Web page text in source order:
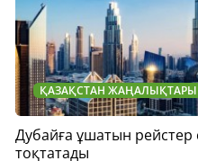
ҚАЗАҚСТАН ЖАҢАЛЫҚТАРЫ
Дубайға ұшатын рейстер
тоқтатады